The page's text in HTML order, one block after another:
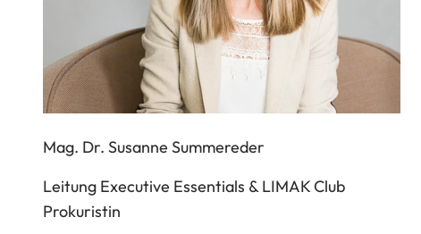
Mag. Dr. Susanne Summereder
Leitung Executive Essentials & LIMAK Club
Prokuristin